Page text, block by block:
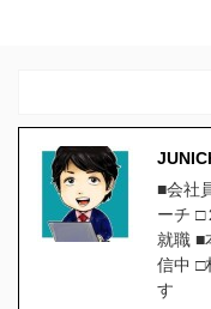
■会社
ーチ □
就職 ■
信中 □
す